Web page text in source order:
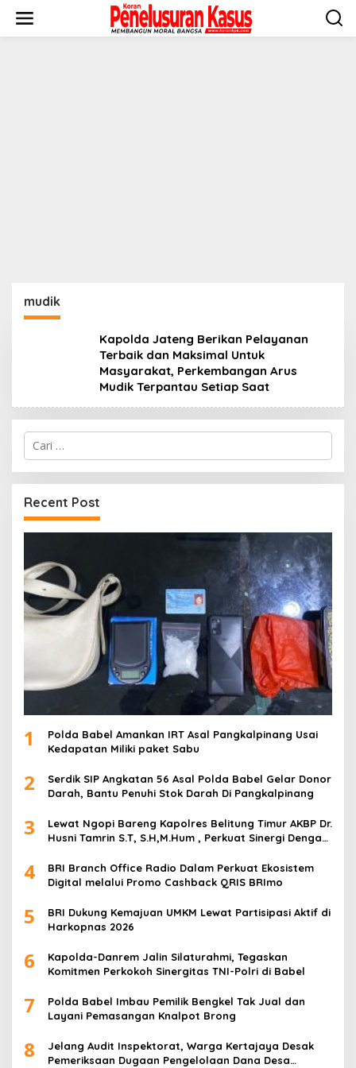
konten
mudik
Kapolda Jateng Berikan Pelayanan
Terbaik dan Maksimal Untuk
Masyarakat, Perkembangan Arus
Mudik Terpantau Setiap Saat
Cari
untuk:
Recent Post
1
Polda Babel Amankan IRT Asal Pangkalpinang Usai
Kedapatan Miliki paket Sabu
2
Serdik SIP Angkatan 56 Asal Polda Babel Gelar Donor
Darah, Bantu Penuhi Stok Darah Di Pangkalpinang
3
Lewat Ngopi Bareng Kapolres Belitung Timur AKBP Dr.
Husni Tamrin S.T, S.H,M.Hum , Perkuat Sinergi Dengan
4
BRI Branch Office Radio Dalam Perkuat Ekosistem
Digital melalui Promo Cashback QRIS BRImo
5
BRI Dukung Kemajuan UMKM Lewat Partisipasi Aktif di
Harkopnas 2026
6
Kapolda-Danrem Jalin Silaturahmi, Tegaskan
Komitmen Perkokoh Sinergitas TNI-Polri di Babel
7
Polda Babel Imbau Pemilik Bengkel Tak Jual dan
Layani Pemasangan Knalpot Brong
8
Jelang Audit Inspektorat, Warga Kertajaya Desak
Pemeriksaan Dugaan Pengelolaan Dana Desa